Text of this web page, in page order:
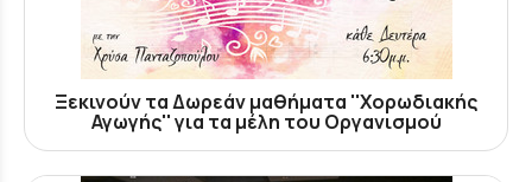
Ξεκινούν τα Δωρεάν μαθήματα ''Χορωδιακής
Αγωγής'' για τα μέλη του Οργανισμού